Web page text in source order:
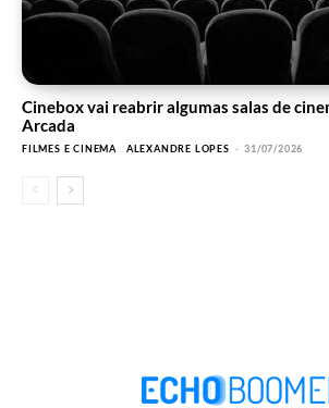
Cinebox vai reabrir algumas salas de
Arcada
FILMES E CINEMA ALEXANDRE LOPES - 31/07/2026